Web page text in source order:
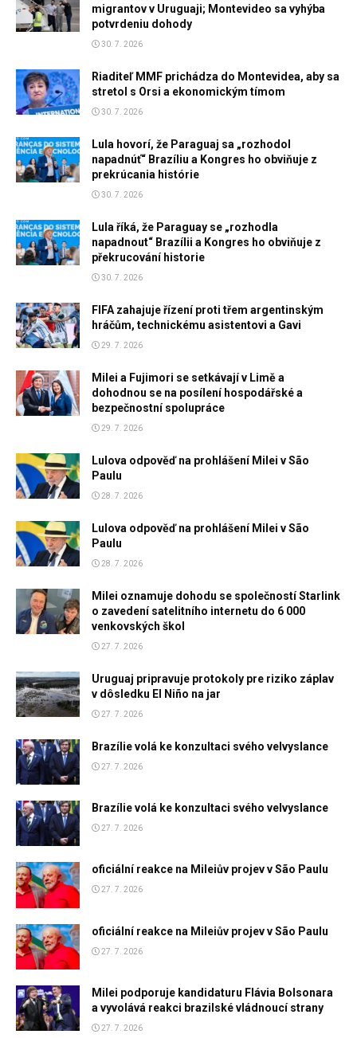
migrantov v Uruguaji; Montevideo sa vyhýba
potvrdeniu dohody
30. 7. 2026
Riaditeľ MMF prichádza do Montevidea, aby sa
stretol s Orsi a ekonomickým tímom
30. 7. 2026
Lula hovorí, že Paraguaj sa „rozhodol
napadnúť“ Brazíliu a Kongres ho obviňuje z
prekrúcania histórie
30. 7. 2026
Lula říká, že Paraguay se „rozhodla
napadnout“ Brazílii a Kongres ho obviňuje z
překrucování historie
30. 7. 2026
FIFA zahajuje řízení proti třem argentinským
hráčům, technickému asistentovi a Gavi
29. 7. 2026
Milei a Fujimori se setkávají v Limě a
dohodnou se na posílení hospodářské a
bezpečnostní spolupráce
29. 7. 2026
Lulova odpověď na prohlášení Milei v São
Paulu
28. 7. 2026
Lulova odpověď na prohlášení Milei v São
Paulu
28. 7. 2026
Milei oznamuje dohodu se společností Starlink
o zavedení satelitního internetu do 6 000
venkovských škol
27. 7. 2026
Uruguaj pripravuje protokoly pre riziko záplav
v dôsledku El Niño na jar
27. 7. 2026
Brazílie volá ke konzultaci svého velvyslance
27. 7. 2026
Brazílie volá ke konzultaci svého velvyslance
27. 7. 2026
oficiální reakce na Mileiův projev v São Paulu
27. 7. 2026
oficiální reakce na Mileiův projev v São Paulu
27. 7. 2026
Milei podporuje kandidaturu Flávia Bolsonara
a vyvolává reakci brazilské vládnoucí strany
27. 7. 2026